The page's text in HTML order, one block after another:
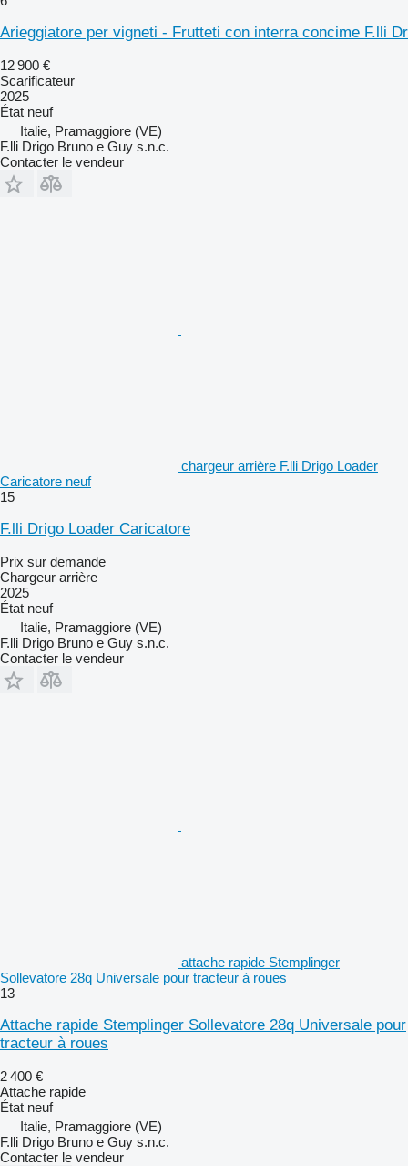
Arieggiatore per vigneti - Frutteti con interra concime F.lli Dr
12 900 €
Scarificateur
2025
État neuf
Italie, Pramaggiore (VE)
F.lli Drigo Bruno e Guy s.n.c.
Contacter le vendeur
chargeur arrière F.lli Drigo Loader
Caricatore neuf
15
F.lli Drigo Loader Caricatore
Prix sur demande
Chargeur arrière
2025
État neuf
Italie, Pramaggiore (VE)
F.lli Drigo Bruno e Guy s.n.c.
Contacter le vendeur
attache rapide Stemplinger
Sollevatore 28q Universale pour tracteur à roues
13
Attache rapide Stemplinger Sollevatore 28q Universale pour
tracteur à roues
2 400 €
Attache rapide
État neuf
Italie, Pramaggiore (VE)
F.lli Drigo Bruno e Guy s.n.c.
Contacter le vendeur